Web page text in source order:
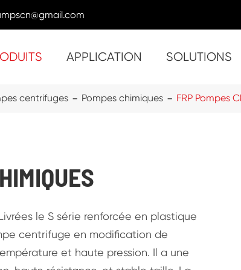
APPLICATION SOLUTIONS
centrifuges Pompes chimiques FRP Pompes
le S série renforcée en plastique
centrifuge en modification de
et haute pression. Il a une